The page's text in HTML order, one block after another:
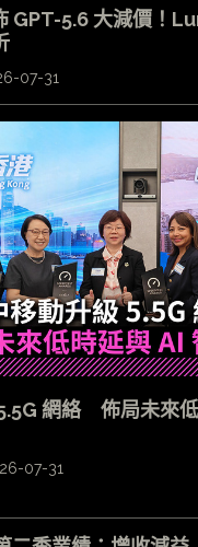
GPT-5.6 大減價！
07-31
網絡 佈局未來
07-31